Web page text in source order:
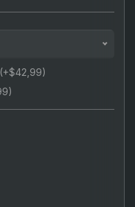
(+$42,99)